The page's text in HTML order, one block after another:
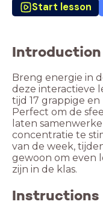
Start lesson
Introduction
Breng energie in
deze interactieve
tijd 17 grappige
Perfect om de
laten
concentratie te
van de week,
gewoon om even
zijn in de klas.
Instructions